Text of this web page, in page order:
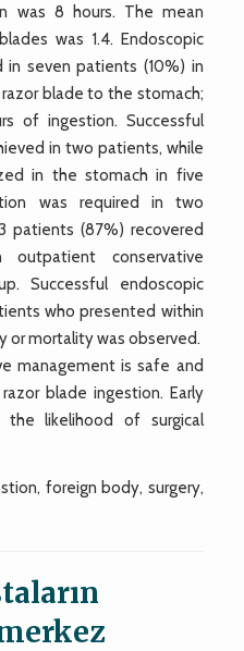
was 8 hours. The mean
was 1.4. Endoscopic
seven patients (10%) in
blade to the stomach;
of ingestion. Successful
in two patients, while
in the stomach in five
was required in two
(87%) recovered
conservative
Successful endoscopic
who presented within
or mortality was observed.
management is safe and
blade ingestion. Early
the likelihood of surgical
foreign body, surgery,